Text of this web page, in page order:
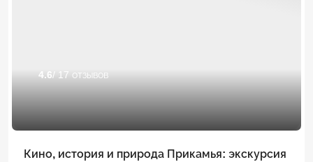
4.6/ 17 отзывов
Кино, история и природа Прикамья: экскурсия